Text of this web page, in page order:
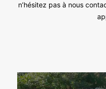
n’hésitez pas à nous